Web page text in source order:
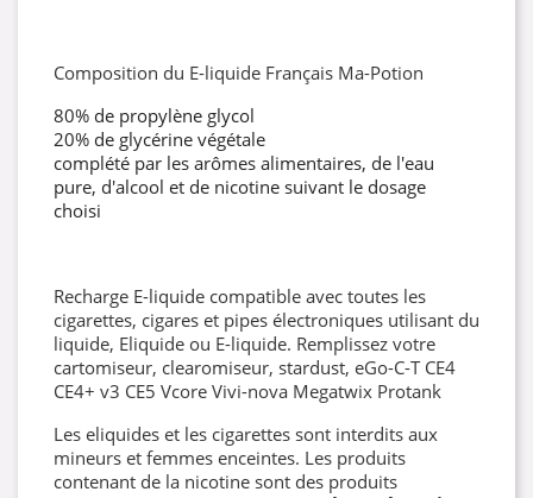
Composition du E-liquide Français Ma-Potion
80% de propylène glycol
20% de glycérine végétale
complété par les arômes alimentaires, de l'eau
pure, d'alcool et de nicotine suivant le dosage
choisi
Recharge E-liquide compatible avec toutes les
cigarettes, cigares et pipes électroniques utilisant du
liquide, Eliquide ou E-liquide. Remplissez votre
cartomiseur, clearomiseur, stardust, eGo-C-T CE4
CE4+ v3 CE5 Vcore Vivi-nova Megatwix Protank
Les eliquides et les cigarettes sont interdits aux
mineurs et femmes enceintes. Les produits
contenant de la nicotine sont des produits